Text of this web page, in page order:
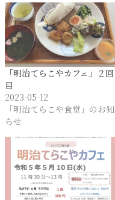
「明治てらこやカフェ」２回
目
2023-05-12
「明治てらこや食堂」のお知
らせ